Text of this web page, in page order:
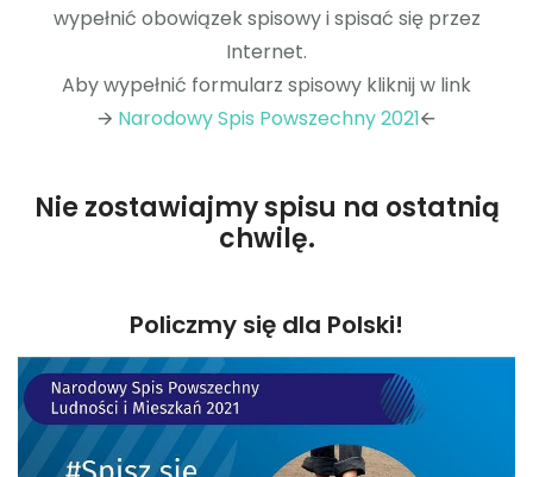
RODO
wypełnić obowiązek spisowy i spisać się przez
Internet.
Aby wypełnić formularz spisowy kliknij w link
🡪 Narodowy Spis Powszechny 2021🡨
Nie zostawiajmy spisu na ostatnią
chwilę.
Policzmy się dla Polski!